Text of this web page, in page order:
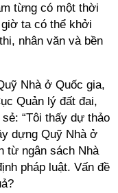
từng có một thời
ta có thể khởi
nhân văn và bền
Nhà ở Quốc gia,
dựng Quỹ Nhà ở
từ ngân sách Nhà
pháp luật. Vấn đề